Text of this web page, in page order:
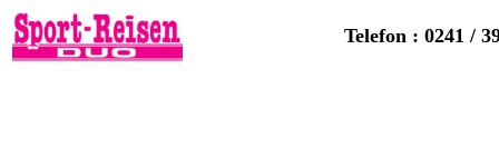
Telefon : 0241 /